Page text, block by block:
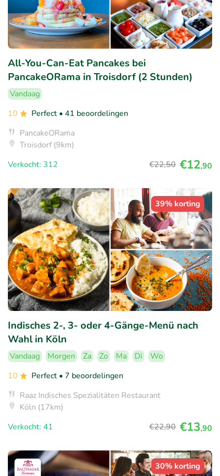
All-You-Can-Eat Pancakes bei
PancakeORama in Troisdorf (2 Stunden)
Vandaag
10
Perfect • 41 beoordelingen
PancakeORama
Troisdorf (9km)
Verkocht: 312
€22,50 €12,90
39% korting
Indisches 2-, 3- oder 4-Gänge-Menü nach
Wahl in Köln
Vandaag Morgen Za Zo Ma Di
Wo
10
Perfect • 7 beoordelingen
Raaz Indisches Spezialitäten Restaurant
Köln (17km)
Verkocht: 41
€22,90 €13,90
30% korting